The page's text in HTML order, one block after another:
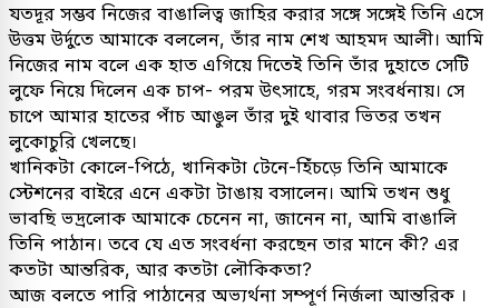
যতদূর সম্ভব নিজের বাঙালিত্ব জাহির করার সঙ্গে সঙ্গেই তিনি এসে
উত্তম উর্দুতে আমাকে বললেন, তাঁর নাম শেখ আহমদ আলী। আমি
নিজের নাম বলে এক হাত এগিয়ে দিতেই তিনি তাঁর দুহাতে সেটি
লুফে নিয়ে দিলেন এক চাপ- পরম উৎসাহে, গরম সংবর্ধনায়। সে
চাপে আমার হাতের পাঁচ আঙুল তাঁর দুই থাবার ভিতর তখন
লুকোচুরি খেলছে।
খানিকটা কোলে-পিঠে, খানিকটা টেনে-হিঁচড়ে তিনি আমাকে
স্টেশনের বাইরে এনে একটা টাঙায় বসালেন। আমি তখন শুধু
ভাবছি ভদ্রলোক আমাকে চেনেন না, জানেন না, আমি বাঙালি
তিনি পাঠান। তবে যে এত সংবর্ধনা করছেন তার মানে কী? এর
কতটা আন্তরিক, আর কতটা লৌকিকতা?
আজ বলতে পারি পাঠানের অভ্যর্থনা সম্পূর্ণ নির্জলা আন্তরিক ।